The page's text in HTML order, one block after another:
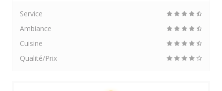
Service
Ambiance
Cuisine
Qualité/Prix